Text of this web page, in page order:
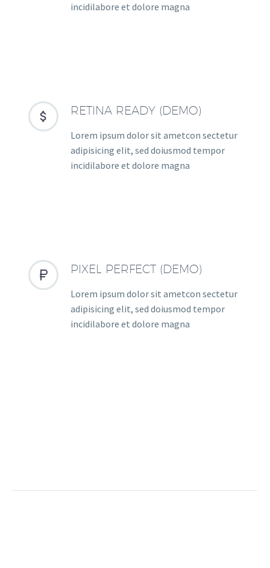
incidilabore et dolore magna

 RETINA READY (DEMO)
Lorem ipsum dolor sit ametcon sectetur
adipisicing elit, sed doiusmod tempor
incidilabore et dolore magna

 PIXEL PERFECT (DEMO)
Lorem ipsum dolor sit ametcon sectetur
adipisicing elit, sed doiusmod tempor
incidilabore et dolore magna